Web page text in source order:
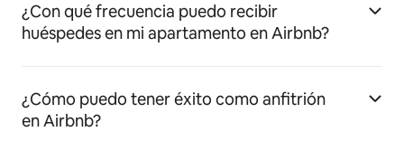
¿Con qué frecuencia puedo recibir
huéspedes en mi apartamento en Airbnb?
¿Cómo puedo tener éxito como anfitrión
en Airbnb?